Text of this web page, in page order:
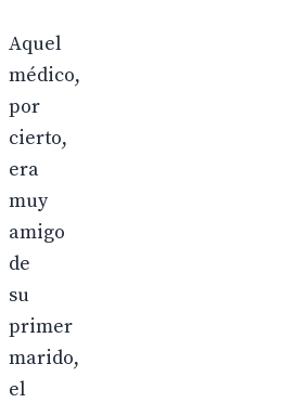
Aquel
médico,
por
cierto,
era
muy
amigo
de
su
primer
marido,
el